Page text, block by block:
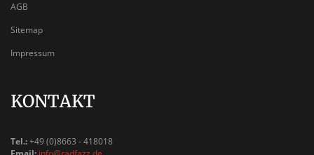
AGB
Sitemap
Impressum
KONTAKT
Tel.:+49 (0)8663 - 418018